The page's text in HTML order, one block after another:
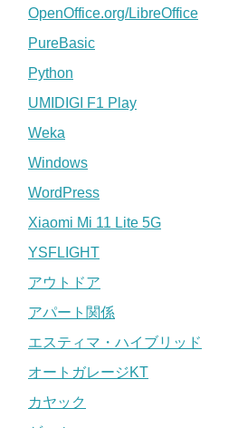
OpenOffice.org/LibreOffice
PureBasic
Python
UMIDIGI F1 Play
Weka
Windows
WordPress
Xiaomi Mi 11 Lite 5G
YSFLIGHT
アウトドア
アパート関係
エスティマ・ハイブリッド
オートガレージKT
カヤック